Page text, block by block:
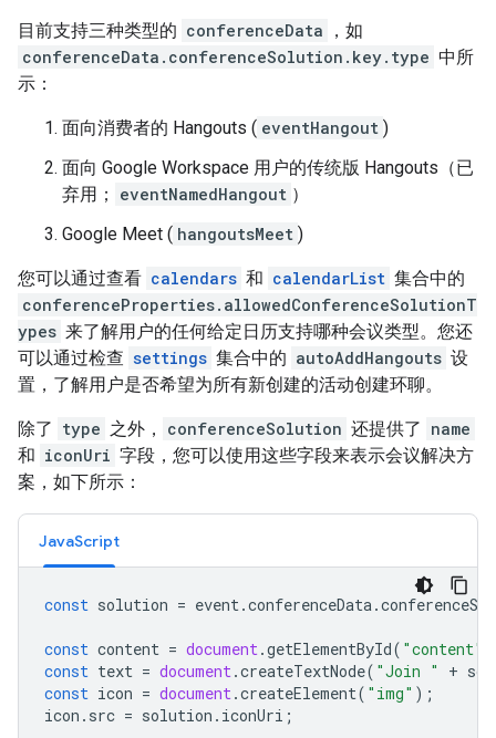
目前支持三种类型的 conferenceData
，如
conferenceData.conferenceSolution.key.type 中所
示：
面向消费者的 Hangouts ( eventHangout )
面向 Google Workspace 用户的传统版 Hangouts（已
弃用；
eventNamedHangout ）
Google Meet ( hangoutsMeet )
您可以通过查看 calendars 和 calendarList 集合中的
conferenceProperties.allowedConferenceSolutionT
ypes 来了解用户的任何给定日历支持哪种会议类型。您还
可以通过检查 settings 集合中的 autoAddHangouts 设
置，了解用户是否希望为所有新创建的活动创建环聊。
除了 type 之外， conferenceSolution 还提供了 name
和 iconUri 字段，您可以使用这些字段来表示会议解决方
案，如下所示：
JavaScript
const solution = event.conferenceData.
const content = document.getElementById( "content"
const text = document.createTextNode( "Join " +
const icon = document.createElement( "img" );
icon . src = solution . iconUri ;